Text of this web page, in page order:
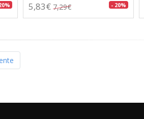
5,83€ 7,29€ - 20%